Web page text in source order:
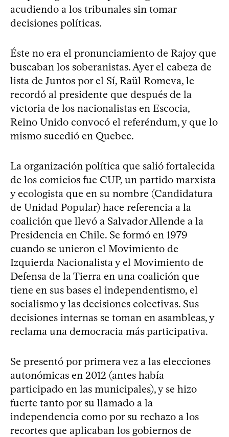
acudiendo a los tribunales sin tomar
decisiones políticas.
Éste no era el pronunciamiento de Rajoy que
buscaban los soberanistas. Ayer el cabeza de
lista de Juntos por el Sí, Raül Romeva, le
recordó al presidente que después de la
victoria de los nacionalistas en Escocia,
Reino Unido convocó el referéndum, y que lo
mismo sucedió en Quebec.
La organización política que salió fortalecida
de los comicios fue CUP, un partido marxista
y ecologista que en su nombre (Candidatura
de Unidad Popular) hace referencia a la
coalición que llevó a Salvador Allende a la
Presidencia en Chile. Se formó en 1979
cuando se unieron el Movimiento de
Izquierda Nacionalista y el Movimiento de
Defensa de la Tierra en una coalición que
tiene en sus bases el independentismo, el
socialismo y las decisiones colectivas. Sus
decisiones internas se toman en asambleas, y
reclama una democracia más participativa.
Se presentó por primera vez a las elecciones
autonómicas en 2012 (antes había
participado en las municipales), y se hizo
fuerte tanto por su llamado a la
independencia como por su rechazo a los
recortes que aplicaban los gobiernos de